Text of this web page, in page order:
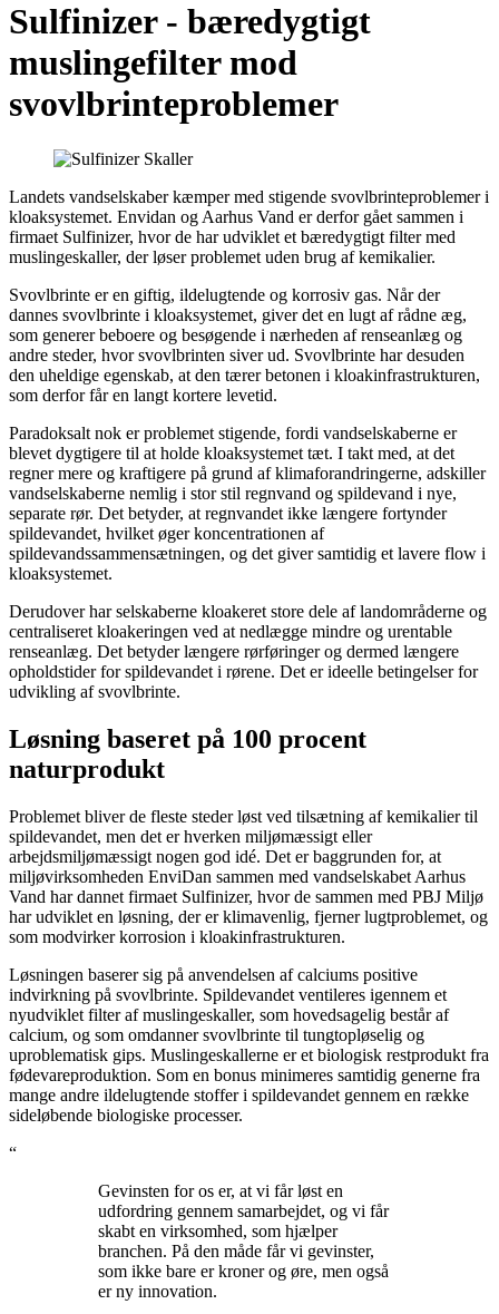
Sulfinizer - bæredygtigt
muslingefilter mod
svovlbrinteproblemer
Landets vandselskaber kæmper med stigende svovlbrinteproblemer i
kloaksystemet. Envidan og Aarhus Vand er derfor gået sammen i
firmaet Sulfinizer, hvor de har udviklet et bæredygtigt filter med
muslingeskaller, der løser problemet uden brug af kemikalier.
Svovlbrinte er en giftig, ildelugtende og korrosiv gas. Når der
dannes svovlbrinte i kloaksystemet, giver det en lugt af rådne æg,
som generer beboere og besøgende i nærheden af renseanlæg og
andre steder, hvor svovlbrinten siver ud. Svovlbrinte har desuden
den uheldige egenskab, at den tærer betonen i kloakinfrastrukturen,
som derfor får en langt kortere levetid.
Paradoksalt nok er problemet stigende, fordi vandselskaberne er
blevet dygtigere til at holde kloaksystemet tæt. I takt med, at det
regner mere og kraftigere på grund af klimaforandringerne, adskiller
vandselskaberne nemlig i stor stil regnvand og spildevand i nye,
separate rør. Det betyder, at regnvandet ikke længere fortynder
spildevandet, hvilket øger koncentrationen af
spildevandssammensætningen, og det giver samtidig et lavere flow i
kloaksystemet.
Derudover har selskaberne kloakeret store dele af landområderne og
centraliseret kloakeringen ved at nedlægge mindre og urentable
renseanlæg. Det betyder længere rørføringer og dermed længere
opholdstider for spildevandet i rørene. Det er ideelle betingelser for
udvikling af svovlbrinte.
Løsning baseret på 100 procent
naturprodukt
Problemet bliver de fleste steder løst ved tilsætning af kemikalier til
spildevandet, men det er hverken miljømæssigt eller
arbejdsmiljømæssigt nogen god idé. Det er baggrunden for, at
miljøvirksomheden EnviDan sammen med vandselskabet Aarhus
Vand har dannet firmaet Sulfinizer, hvor de sammen med PBJ Miljø
har udviklet en løsning, der er klimavenlig, fjerner lugtproblemet, og
som modvirker korrosion i kloakinfrastrukturen.
Løsningen baserer sig på anvendelsen af calciums positive
indvirkning på svovlbrinte. Spildevandet ventileres igennem et
nyudviklet filter af muslingeskaller, som hovedsagelig består af
calcium, og som omdanner svovlbrinte til tungtopløselig og
uproblematisk gips. Muslingeskallerne er et biologisk restprodukt fra
fødevareproduktion. Som en bonus minimeres samtidig generne fra
mange andre ildelugtende stoffer i spildevandet gennem en række
sideløbende biologiske processer.
“
Gevinsten for os er, at vi får løst en
udfordring gennem samarbejdet, og vi får
skabt en virksomhed, som hjælper
branchen. På den måde får vi gevinster,
som ikke bare er kroner og øre, men også
er ny innovation.